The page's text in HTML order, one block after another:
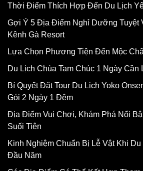
Thời Điểm Thích Hợp Đến Du Lịch
Gợi Ý 5 Địa Điểm Nghỉ Dưỡng Tuyệt
Kênh Gà Resort
Lựa Chọn Phương Tiện Đến Mộc
Du Lịch Chùa Tam Chúc 1 Ngày
Bí Quyết Đặt Tour Du Lịch Yoko
Gói 2 Ngày 1 Đêm
Địa Điểm Vui Chơi, Khám Phá Nổi
Suối Tiên
Kinh Nghiệm Chuẩn Bị Lễ Vật Khi
Đầu Năm